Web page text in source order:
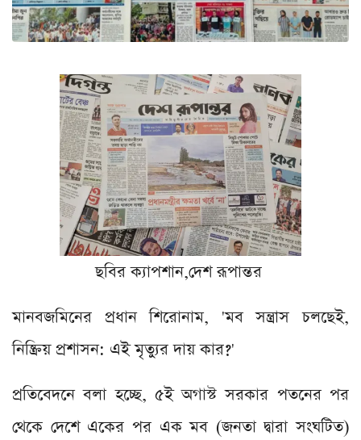
ছবির ক্যাপশান,দেশ রূপান্তর
মানবজমিনের প্রধান শিরোনাম, 'মব সন্ত্রাস চলছেই,
নিষ্ক্রিয় প্রশাসন: এই মৃত্যুর দায় কার?'
প্রতিবেদনে বলা হচ্ছে, ৫ই অগাস্ট সরকার পতনের পর
থেকে দেশে একের পর এক মব (জনতা দ্বারা সংঘটিত)